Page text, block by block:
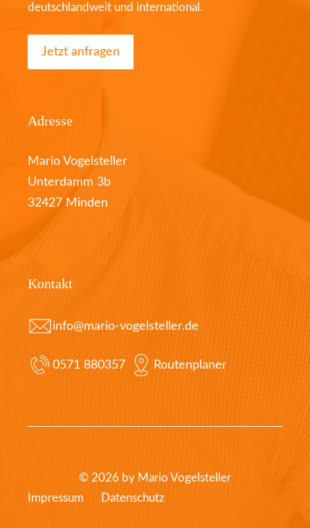
deutschlandweit und international.
Jetzt anfragen
Adresse
Mario Vogelsteller
Unterdamm 3b
32427 Minden
Kontakt
info@mario-vogelsteller.de
0571 880357 Routenplaner
© 2026 by Mario Vogelsteller
Impressum
Datenschutz